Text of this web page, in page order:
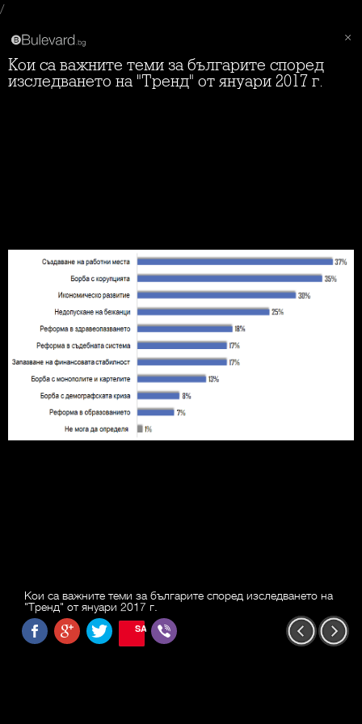
/
Кои са важните теми за българите според
изследването на "Тренд" от януари 2017 г.
Кои са важните теми за българите според изследването на
"Тренд" от януари 2017 г.
SAVE